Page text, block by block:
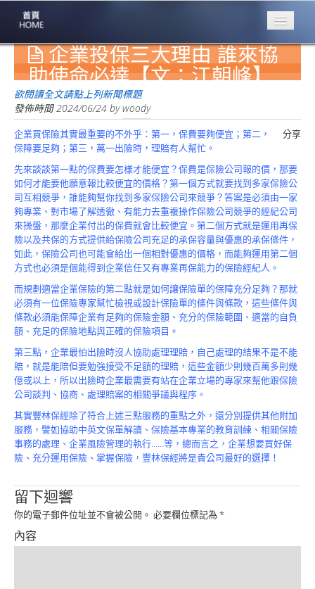
專業豐林
Professional
保險大家談
1386集
台灣商業保險
第一品牌
關於豐林
About
服務項目
Service
火災保額
估算系統
商品簡介
Product
企業投保三大理由 誰來協
助使命必達【文：江朝峰】
欲閱讀全文請點上列新聞標題
發佈時間2024/06/24 bywoody
分享
企業買保險其實最重要的不外乎：第一，保費要夠便宜；第二，
保障要足夠；第三，萬一出險時，理賠有人幫忙。
先來談談第一點的保費要怎樣才能便宜？保費是保險公司報的價，那要
如何才能要他願意報比較便宜的價格？第一個方式就要找到多家保險公
司互相競爭，誰能夠幫你找到多家保險公司來競爭？答案是必須由一家
夠專業、對市場了解透徹、有能力去重複操作保險公司競爭的經紀公司
來操盤，那麼企業付出的保費就會比較便宜。第二個方式就是運用再保
險以及共保的方式提供給保險公司充足的承保容量與優惠的承保條件，
如此，保險公司也可能會給出一個相對優惠的價格，而能夠運用第二個
方式也必須是個能得到企業信任又有專業再保能力的保險經紀人。
而規劃適當企業保險的第二點就是如何讓保險單的保障充分足夠？那就
必須有一位保險專家幫忙檢視或設計保險單的條件與條款，這些條件與
條款必須能保障企業有足夠的保險金額、充分的保險範圍、適當的自負
額、充足的保險地點與正確的保險項目。
第三點，企業最怕出險時沒人協助處理理賠，自己處理的結果不是不能
賠，就是能陪但要勉強接受不足額的理賠，這些金額少則幾百萬多則幾
億或以上，所以出險時企業最需要有站在企業立場的專家來幫他跟保險
公司談判、協商、處理賠案的相關爭議與程序。
其實豐林保經除了符合上述三點服務的重點之外，還分別提供其他附加
服務，譬如協助中英文保單解讀、保險基本專業的教育訓練、相關保險
事務的處理、企業風險管理的執行……等，總而言之，企業想要買好保
險、充分運用保險、掌握保險，豐林保經將是貴公司最好的選擇！
留下迴響
你的電子郵件位址並不會被公開。 必要欄位標記為 *
內容